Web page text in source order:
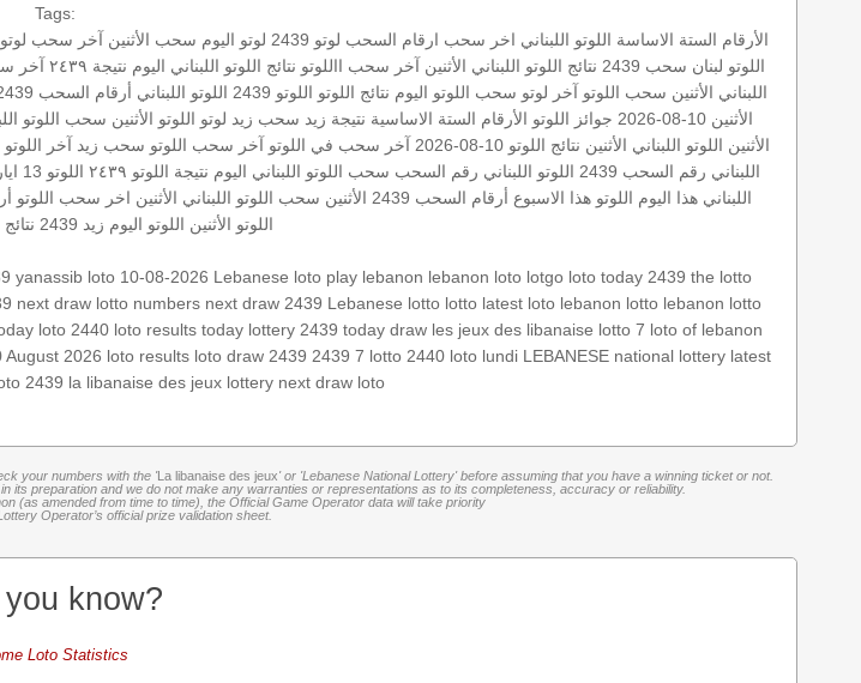
Tags:
الأرقام الستة الاساسة اللوتو اللبناني اخر سحب ارقام السحب لوتو 2439 لوتو اليوم سحب الأثنين آخر سحب لوتو
اللوتو لبنان سحب 2439 نتائج اللوتو اللبناني الأثنين آخر سحب االلوتو نتائج اللوتو اللبناني اليوم نتيجة ٢٤٣٩ آخر
اللبناني الأثنين سحب اللوتو آخر لوتو سحب اللوتو اليوم نتائج اللوتو اللوتو 2439 اللوتو اللبناني أرقام السحب 2439
الأثنين 10-08-2026
جوائز اللوتو الأرقام الستة الاساسية نتيجة زيد سحب زيد لوتو اللوتو الأثنين سحب اللوتو
الأثنين اللوتو اللبناني الأثنين نتائج اللوتو 10-08-2026 آخر سحب في اللوتو آخر سحب اللوتو سحب زيد آخر اللوتو
اللبناني رقم السحب 2439
اللوتو اللبناني رقم السحب سحب اللوتو اللبناني اليوم نتيجة اللوتو ٢٤٣٩ اللوتو 13 ايار 2019
اللبناني هذا اليوم اللوتو هذا الاسبوع أرقام السحب 2439 الأثنين سحب اللوتو اللبناني الأثنين اخر سحب اللوتو
اللوتو الأثنين اللوتو اليوم زيد 2439
yanassib loto 10-08-2026 Lebanese loto play lebanon lebanon loto lotgo loto today 2439 the lotto
next draw lotto numbers next draw 2439 Lebanese lotto lotto latest loto lebanon lotto lebanon lotto
loto 2440 loto results today lottery 2439 today draw les jeux des libanaise lotto 7 loto of lebanon
August 2026 loto results loto draw 2439 2439 7 lotto 2440 loto lundi LEBANESE national lottery latest
2439 la libanaise des jeux lottery next draw loto
your numbers with the 'La libanaise des jeux' or 'Lebanese National Lottery' before assuming that you have a winning ticket or not.
preparation and we do not make any warranties or representations as to its completeness, accuracy or reliability.
(as amended from time to time), the Official Game Operator data will take priority
Operator’s official prize validation sheet.
know?
Loto Statistics